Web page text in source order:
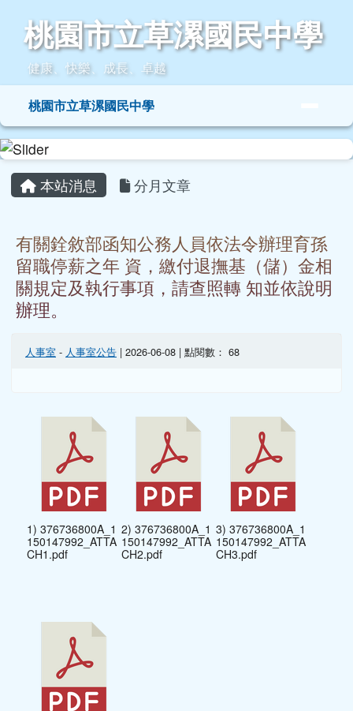
桃園市立草漯國民中學
桃園市立草漯國民中學
健康、快樂、成長、卓越
導覽列桃園市立草漯國民中學
主內容區域
本站消息 分月文章
有關銓敘部函知公務人員依法令辦理育孫
留職停薪之年 資，繳付退撫基（儲）金相
關規定及執行事項，請查照轉 知並依說明
辦理。
人事室 - 人事室公告 | 2026-06-08 | 點閱數： 68
1) 376736800A_1
150147992_ATTA
CH1.pdf
2) 376736800A_1
150147992_ATTA
CH2.pdf
3) 376736800A_1
150147992_ATTA
CH3.pdf
頁尾區域